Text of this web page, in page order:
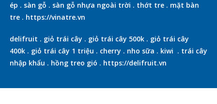
ép . sàn gỗ . sàn gỗ nhựa ngoài trời . thớt tre . mặt bàn
tre . https://vinatre.vn
delifruit . giỏ trái cây . giỏ trái cây 500k . giỏ trái cây
400k . giỏ trái cây 1 triệu . cherry . nho sữa . kiwi . trái cây
nhập khẩu . hồng treo gió . https://delifruit.vn